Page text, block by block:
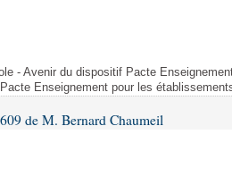
des lois
- Avenir du dispositif Pacte
Enseignement pour les
de M. Bernard Chaumeil